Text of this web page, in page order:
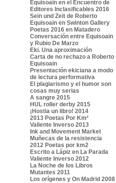
Equisoain en el Encuentro de
Editores Inclasificables 2016
Sein und Zeit de Roberto
Equisoain en Swinton Gallery
Poetas 2016 en Matadero
Conversación entre Equisoain
y Rubio De Marzo
Eki. Una aproximación
Carta de no rechazo a Roberto
Equisoain
Presentación ekiciana a modo
de lectura performativa
El plagiarismo y el humor son
cosas muy serias
A sangre 2015
HUL roller derby 2015
¡Hostia un libro! 2014
2013 Poetas Por Km²
Valiente Inverso 2013
Ink and Movement Market
Muñecas de la resistencia
2012 Poetas por km2
Escrito a Lápiz en La Parada
Valiente Inverso 2012
La Noche de los Libros
Mutantes 2011
Los orígenes y On Madrid 2008